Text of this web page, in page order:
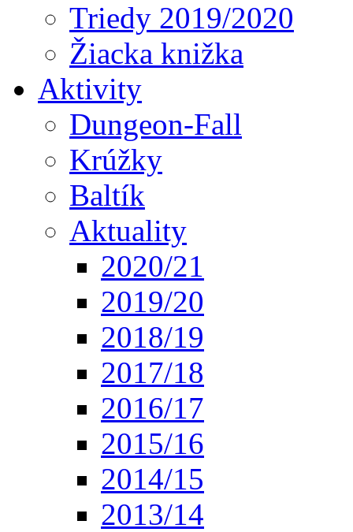
Triedy 2019/2020
Žiacka knižka
Aktivity
Dungeon-Fall
Krúžky
Baltík
Aktuality
2020/21
2019/20
2018/19
2017/18
2016/17
2015/16
2014/15
2013/14